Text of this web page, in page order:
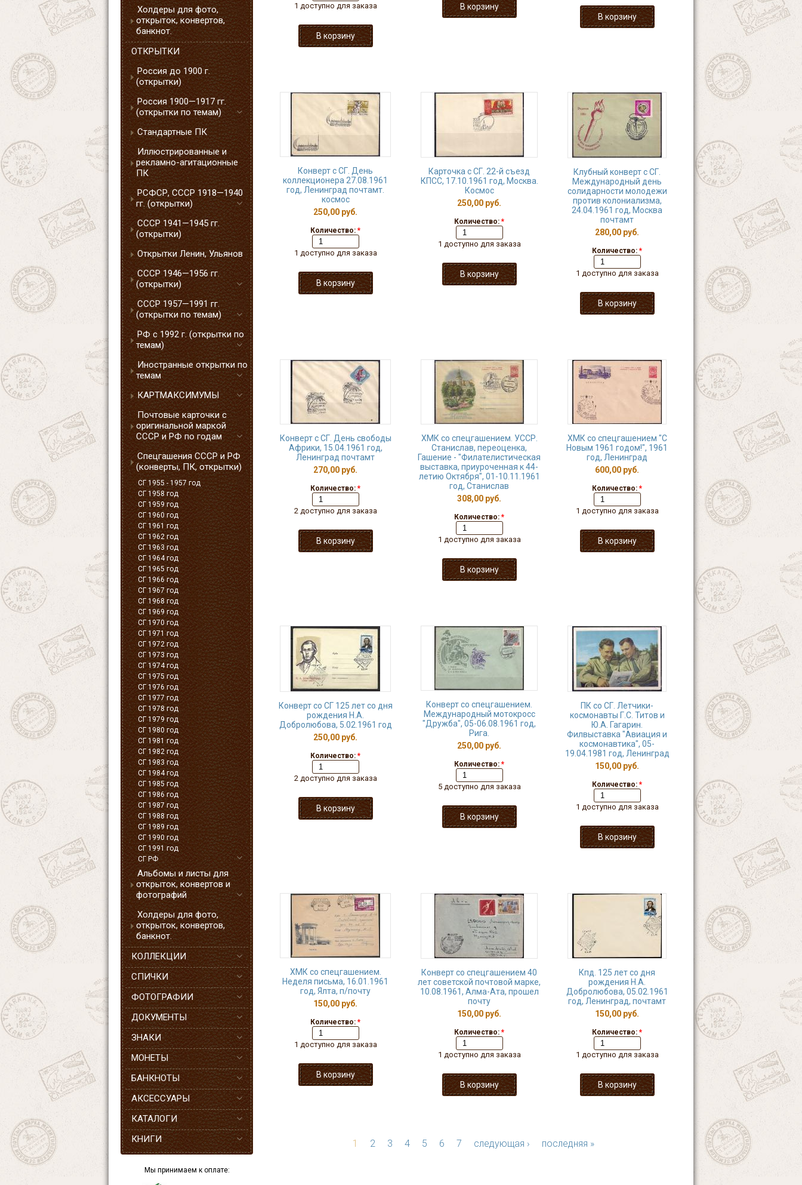
Холдеры для фото,
открыток, конвертов,
банкнот.
ОТКРЫТКИ
Россия до 1900 г.
(открытки)
Россия 1900—1917 гг.
(открытки по темам)
Стандартные ПК
Иллюстрированные и
рекламно-агитационные
ПК
РСФСР, СССР 1918—1940
гг. (открытки)
СССР 1941—1945 гг.
(открытки)
Открытки Ленин, Ульянов
СССР 1946—1956 гг.
(открытки)
СССР 1957—1991 гг.
(открытки по темам)
РФ с 1992 г. (открытки по
темам)
Иностранные открытки по
темам
КАРТМАКСИМУМЫ
Почтовые карточки с
оригинальной маркой
СССР и РФ по годам
Спецгашения СССР и РФ
(конверты, ПК, открытки)
СГ 1955 - 1957 год
СГ 1958 год
СГ 1959 год
СГ 1960 год
СГ 1961 год
СГ 1962 год
СГ 1963 год
СГ 1964 год
СГ 1965 год
СГ 1966 год
СГ 1967 год
СГ 1968 год
СГ 1969 год
СГ 1970 год
СГ 1971 год
СГ 1972 год
СГ 1973 год
СГ 1974 год
СГ 1975 год
СГ 1976 год
СГ 1977 год
СГ 1978 год
СГ 1979 год
СГ 1980 год
СГ 1981 год
СГ 1982 год
СГ 1983 год
СГ 1984 год
СГ 1985 год
СГ 1986 год
СГ 1987 год
СГ 1988 год
СГ 1989 год
СГ 1990 год
СГ 1991 год
СГ РФ
Альбомы и листы для
открыток, конвертов и
фотографий
Холдеры для фото,
открыток, конвертов,
банкнот.
КОЛЛЕКЦИИ
СПИЧКИ
ФОТОГРАФИИ
ДОКУМЕНТЫ
ЗНАКИ
МОНЕТЫ
БАНКНОТЫ
АКСЕССУАРЫ
КАТАЛОГИ
КНИГИ
Мы принимаем к оплате:
1 доступно для заказа
Конверт с СГ. День
коллекционера 27.08.1961
год, Ленинград почтамт.
космос
250,00 руб.
Количество: *
1 доступно для заказа
Карточка с СГ. 22-й съезд
КПСС, 17.10.1961 год, Москва.
Космос
250,00 руб.
Количество: *
1 доступно для заказа
Клубный конверт с СГ.
Международный день
солидарности молодежи
против колониализма,
24.04.1961 год, Москва
почтамт
280,00 руб.
Количество: *
1 доступно для заказа
Конверт с СГ. День свободы
Африки, 15.04.1961 год,
Ленинград почтамт
270,00 руб.
Количество: *
2 доступно для заказа
ХМК со спецгашением. УССР.
Станислав, переоценка,
Гашение - "Филателистическая
выставка, приуроченная к 44-
летию Октября", 01-10.11.1961
год, Станислав
308,00 руб.
Количество: *
1 доступно для заказа
ХМК со спецгашением "С
Новым 1961 годом!", 1961
год, Ленинград
600,00 руб.
Количество: *
1 доступно для заказа
Конверт со СГ 125 лет со дня
рождения Н.А.
Добролюбова, 5.02.1961 год
250,00 руб.
Количество: *
2 доступно для заказа
Конверт со спецгашением.
Международный мотокросс
"Дружба", 05-06.08.1961 год,
Рига.
250,00 руб.
Количество: *
5 доступно для заказа
ПК со СГ. Летчики-
космонавты Г.С. Титов и
Ю.А. Гагарин.
Филвыставка "Авиация и
космонавтика", 05-
19.04.1981 год, Ленинград
150,00 руб.
Количество: *
1 доступно для заказа
ХМК со спецгашением.
Неделя письма, 16.01.1961
год, Ялта, п/почту
150,00 руб.
Количество: *
1 доступно для заказа
Конверт со спецгашением 40
лет советской почтовой марке,
10.08.1961, Алма-Ата, прошел
почту
150,00 руб.
Количество: *
1 доступно для заказа
Кпд. 125 лет со дня
рождения Н.А.
Добролюбова, 05.02.1961
год, Ленинград, почтамт
150,00 руб.
Количество: *
1 доступно для заказа
1 2 3 4 5 6 7 следующая › последняя »